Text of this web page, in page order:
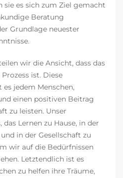
sie es sich zum Ziel gemacht
Beratung
Grundlage neuester
wir die Ansicht, dass das
ist. Diese
jedem Menschen,
einen positiven Beitrag
zu leisten. Unser
Lernen zu Hause, in der
in der Gesellschaft zu
wir auf die Bedürfnissen
Letztendlich ist es
zu helfen ihre Träume,